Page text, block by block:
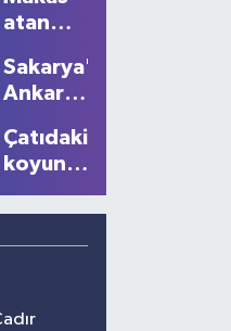
Tüm
Güzelliğiyle
Devam
Ediyor
atan
10 bin
lira ceza
Sakarya'dan
Ankara'ya
çağrısı
Çatıdaki
koyunu
görenler
gözlerine
inanamadı!